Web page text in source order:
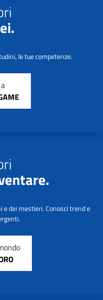
le tue competenze.
dei mestieri. Conosci trend e